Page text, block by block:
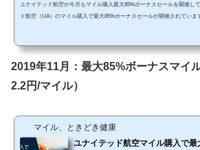
ユナイテッド航空が今月もマイル購入最大85%ボーナスセールを開催し
ド航空（UA）のマイル購入で最大85%ボーナスセールが開催されていま
ラーが生じてしまったら、以下の方法を試してみて下さい。 単価購入マ
2019年11月：最大85%ボーナスマイ
2.2円/マイル）
マイル、ときどき健康
ユナイテッド航空マイル購入で